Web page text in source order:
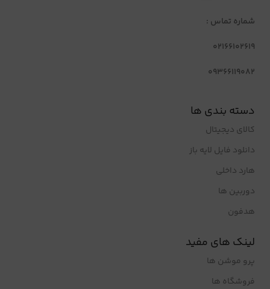
شماره تماس :
02166102619
09366119082
دسته بندی ها
کالای دیجیتال
دانلود فایل لایه باز
هارد داخلی
دوربین ها
هدفون
لینک های مفید
پرو موشن ها
فروشگاه ها